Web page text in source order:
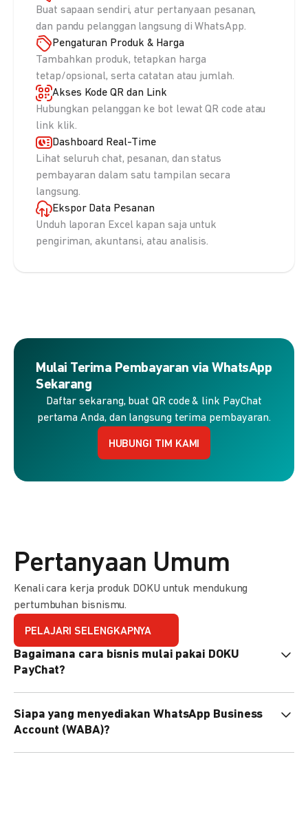
Buat sapaan sendiri, atur pertanyaan pesanan,
dan pandu pelanggan langsung di WhatsApp.
Pengaturan Produk & Harga
Tambahkan produk, tetapkan harga
tetap/opsional, serta catatan atau jumlah.
Akses Kode QR dan Link
Hubungkan pelanggan ke bot lewat QR code atau
link klik.
Dashboard Real-Time
Lihat seluruh chat, pesanan, dan status
pembayaran dalam satu tampilan secara
langsung.
Ekspor Data Pesanan
Unduh laporan Excel kapan saja untuk
pengiriman, akuntansi, atau analisis.
Mulai Terima Pembayaran via WhatsApp
Sekarang
Daftar sekarang, buat QR code & link PayChat
pertama Anda, dan langsung terima pembayaran.
HUBUNGI TIM KAMI
Pertanyaan Umum
Kenali cara kerja produk DOKU untuk mendukung
pertumbuhan bisnismu.
PELAJARI SELENGKAPNYA
Bagaimana cara bisnis mulai pakai DOKU
PayChat?
nanti tim kami bantu setup. Bisa juga pakai nomor
WhatsApp bisnis yang sudah dimiliki sendiri, atau dari
DOKU yang buatkan WhatsApp Bisnis terverifikasi juga
Siapa yang menyediakan WhatsApp Business
Account (WABA)?